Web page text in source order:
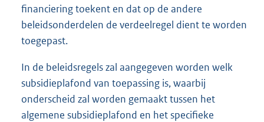
financiering toekent en dat op de andere
beleidsonderdelen de verdeelregel dient te worden
toegepast.
In de beleidsregels zal aangegeven worden welk
subsidieplafond van toepassing is, waarbij
onderscheid zal worden gemaakt tussen het
algemene subsidieplafond en het specifieke